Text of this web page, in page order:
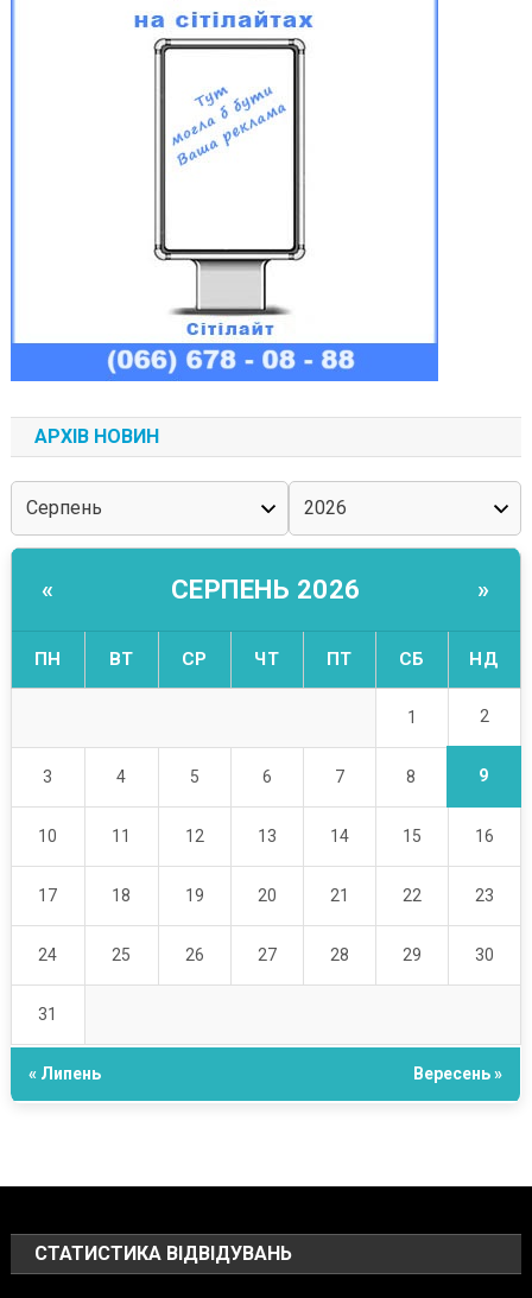
АРХІВ НОВИН
« СЕРПЕНЬ 2026 »
ПН ВТ СР ЧТ ПТ СБ НД
1 2
3 4 5 6 7 8 9
10 11 12 13 14 15 16
17 18 19 20 21 22 23
24 25 26 27 28 29 30
31
« Липень Вересень »
СТАТИСТИКА ВІДВІДУВАНЬ